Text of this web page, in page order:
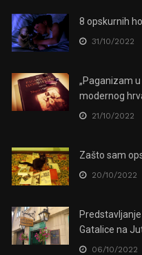
8 opskurnih
31/10/2022
„Paganizam
modernog
21/10/2022
Zašto sam
20/10/2022
Gatalice na
06/10/2022